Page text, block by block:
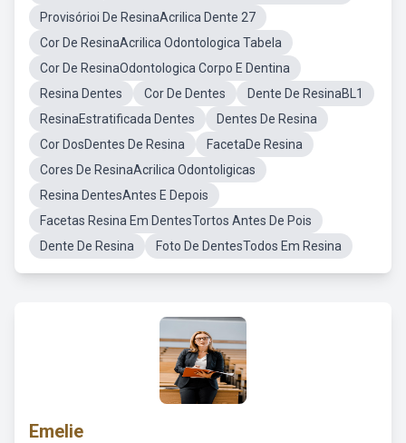
Provisórioi De ResinaAcrilica Dente 27
Cor De ResinaAcrilica Odontologica Tabela
Cor De ResinaOdontologica Corpo E Dentina
Resina Dentes
Cor De Dentes
Dente De ResinaBL1
ResinaEstratificada Dentes
Dentes De Resina
Cor DosDentes De Resina
FacetaDe Resina
Cores De ResinaAcrilica Odontoligicas
Resina DentesAntes E Depois
Facetas Resina Em DentesTortos Antes De Pois
Dente De Resina
Foto De DentesTodos Em Resina
Emelie